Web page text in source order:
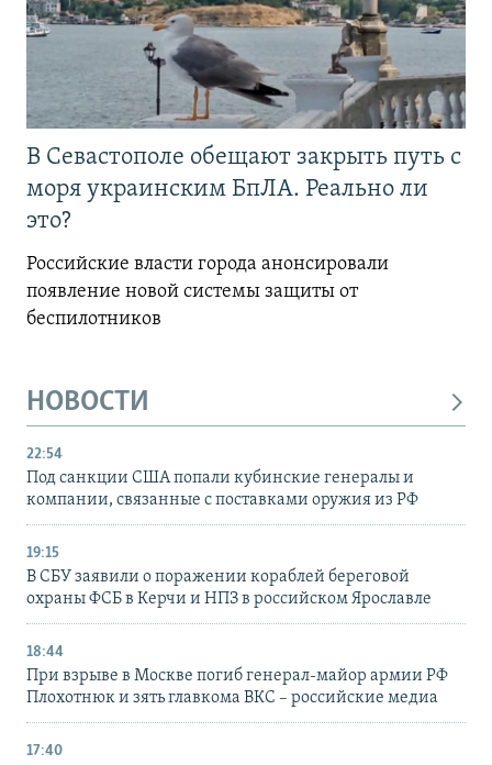
В Севастополе обещают закрыть путь с
моря украинским БпЛА. Реально ли
это?
Российские власти города анонсировали
появление новой системы защиты от
беспилотников
НОВОСТИ
22:54
Под санкции США попали кубинские генералы и
компании, связанные с поставками оружия из РФ
19:15
В СБУ заявили о поражении кораблей береговой
охраны ФСБ в Керчи и НПЗ в российском Ярославле
18:44
При взрыве в Москве погиб генерал-майор армии РФ
Плохотнюк и зять главкома ВКС – российские медиа
17:40